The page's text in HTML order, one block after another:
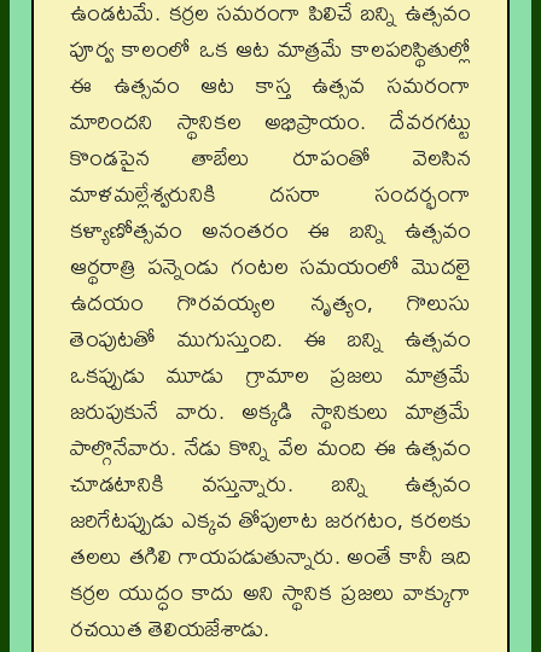
ఉండటమే. కర్రల సమరంగా పిలిచే బన్ని ఉత్సవం
పూర్వ కాలంలో ఒక ఆట మాత్రమే కాలపరిస్థితుల్లో
ఈ ఉత్సవం ఆట కాస్త ఉత్సవ సమరంగా
మారిందని స్థానికల అభిప్రాయం. దేవరగట్టు
కొండపైన తాబేలు రూపంతో వెలసిన
మాళమల్లేశ్వరునికి దసరా సందర్భంగా
కళ్యాణోత్సవం అనంతరం ఈ బన్ని ఉత్సవం
ఆర్థరాత్రి పన్నెండు గంటల సమయంలో మొదలై
ఉదయం గొరవయ్యల నృత్యం, గొలుసు
తెంపుటతో ముగుస్తుంది. ఈ బన్ని ఉత్సవం
ఒకప్పుడు మూడు గ్రామాల ప్రజలు మాత్రమే
జరుపుకునే వారు. అక్కడి స్థానికులు మాత్రమే
పాల్గొనేవారు. నేడు కొన్ని వేల మంది ఈ ఉత్సవం
చూడటానికి వస్తున్నారు. బన్ని ఉత్సవం
జరిగేటప్పుడు ఎక్కవ తోపులాట జరగటం, కరలకు
తలలు తగిలి గాయపడుతున్నారు. అంతే కానీ ఇది
కర్రల యుద్ధం కాదు అని స్థానిక ప్రజలు వాక్కుగా
రచయిత తెలియజేశాడు.